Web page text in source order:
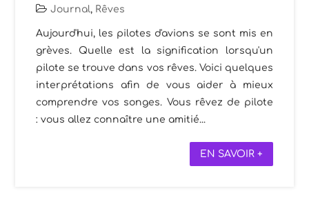
Journal, Rêves
Aujourd'hui, les pilotes d'avions se sont mis en
grèves. Quelle est la signification lorsqu'un
pilote se trouve dans vos rêves. Voici quelques
interprétations afin de vous aider à mieux
comprendre vos songes. Vous rêvez de pilote
: vous allez connaître une amitié...
EN SAVOIR +